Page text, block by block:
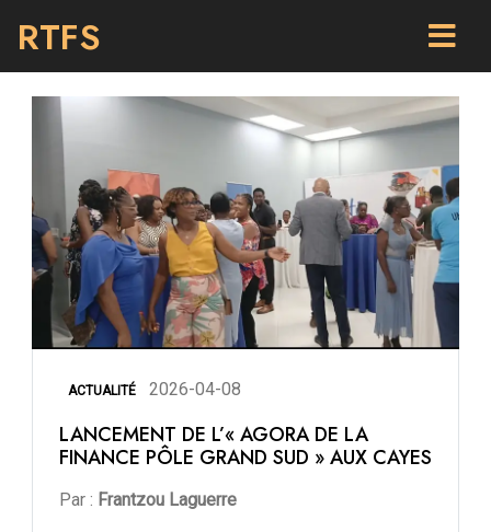
RTFS
ACTUALITÉ 2026-04-08
LANCEMENT DE L’« AGORA DE LA
FINANCE PÔLE GRAND SUD » AUX CAYES
Par : Frantzou Laguerre